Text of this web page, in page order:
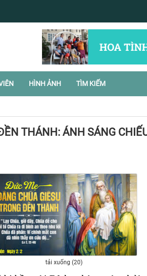
HÌNH ẢNH TÌM KIẾM
THÁNH: ÁNH SÁNG
tải xuống (20)